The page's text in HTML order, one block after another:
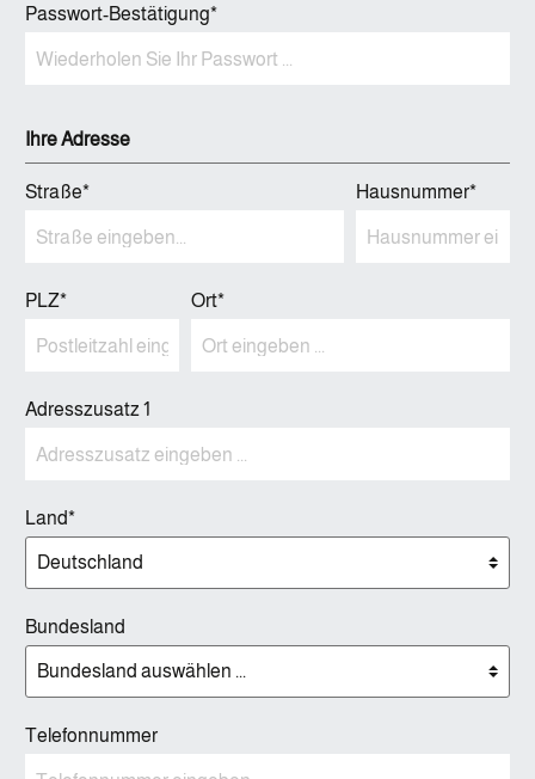
Passwort-Bestätigung*
Ihre Adresse
Straße* Hausnummer*
PLZ* Ort*
Adresszusatz 1
Land*
Bundesland
Telefonnummer